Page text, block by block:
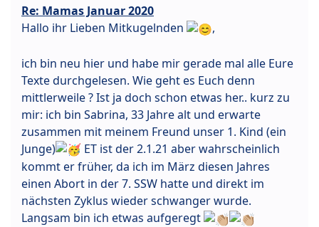
Re: Mamas Januar 2020
Hallo ihr Lieben Mitkugelnden
,
ich bin neu hier und habe mir gerade mal alle Eure
Texte durchgelesen. Wie geht es Euch denn
mittlerweile ? Ist ja doch schon etwas her.. kurz zu
mir: ich bin Sabrina, 33 Jahre alt und erwarte
zusammen mit meinem Freund unser 1. Kind (ein
Junge)
ET ist der 2.1.21 aber wahrscheinlich
kommt er früher, da ich im März diesen Jahres
einen Abort in der 7. SSW hatte und direkt im
nächsten Zyklus wieder schwanger wurde.
Langsam bin ich etwas aufgeregt